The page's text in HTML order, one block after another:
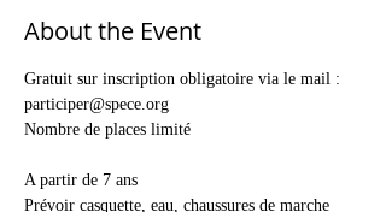
About the Event
Gratuit sur inscription obligatoire via le mail :
participer@spece.org
A partir de 7 ans
Prévoir casquette, eau, chaussures de marche